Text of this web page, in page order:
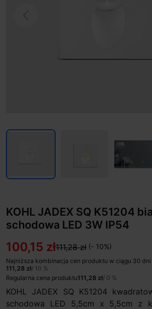
KOHL JADEX SQ K51204
schodowa LED 3W IP54
100,15 zł111,28 zł (- 10%)
Najniższa kombinacja cen produktu w ciągu 30
111,28 zł/ 10 %
Regularna cena produktu111,28 zł/ 0 %
KOHL JADEX SQ K51204
schodowa LED 5,5cm x 5,5cm z